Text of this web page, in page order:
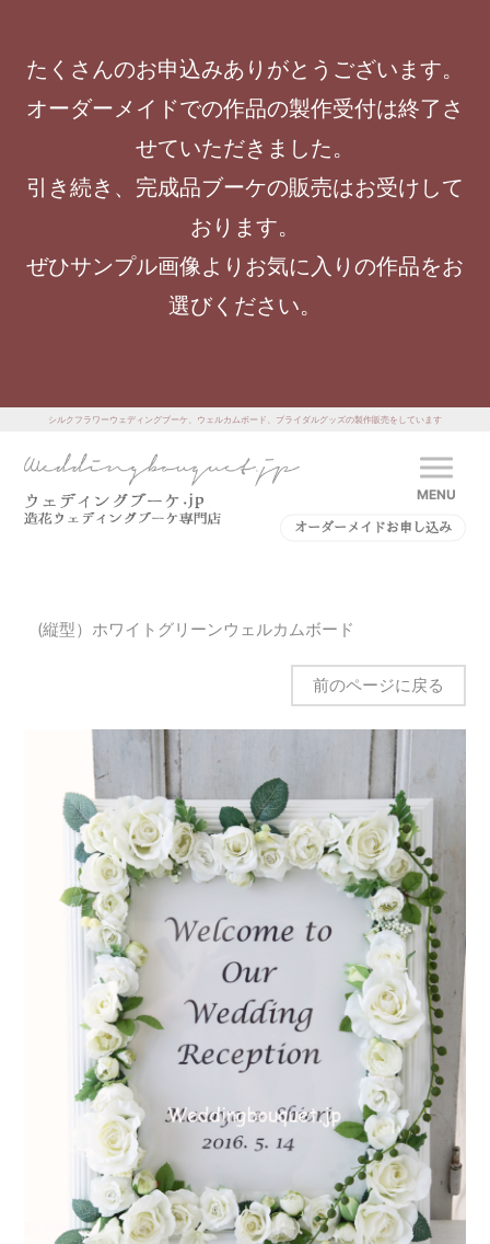
たくさんのお申込みありがとうございます。
オーダーメイドでの作品の製作受付は終了さ
せていただきました。
引き続き、完成品ブーケの販売はお受けして
おります。
ぜひサンプル画像よりお気に入りの作品をお
選びください。
シルクフラワーウェディングブーケ、ウェルカムボード、ブライダルグッズの製作販売をしています
MENU
オーダーメイドお申し込み
(縦型）ホワイトグリーンウェルカムボード
前のページに戻る